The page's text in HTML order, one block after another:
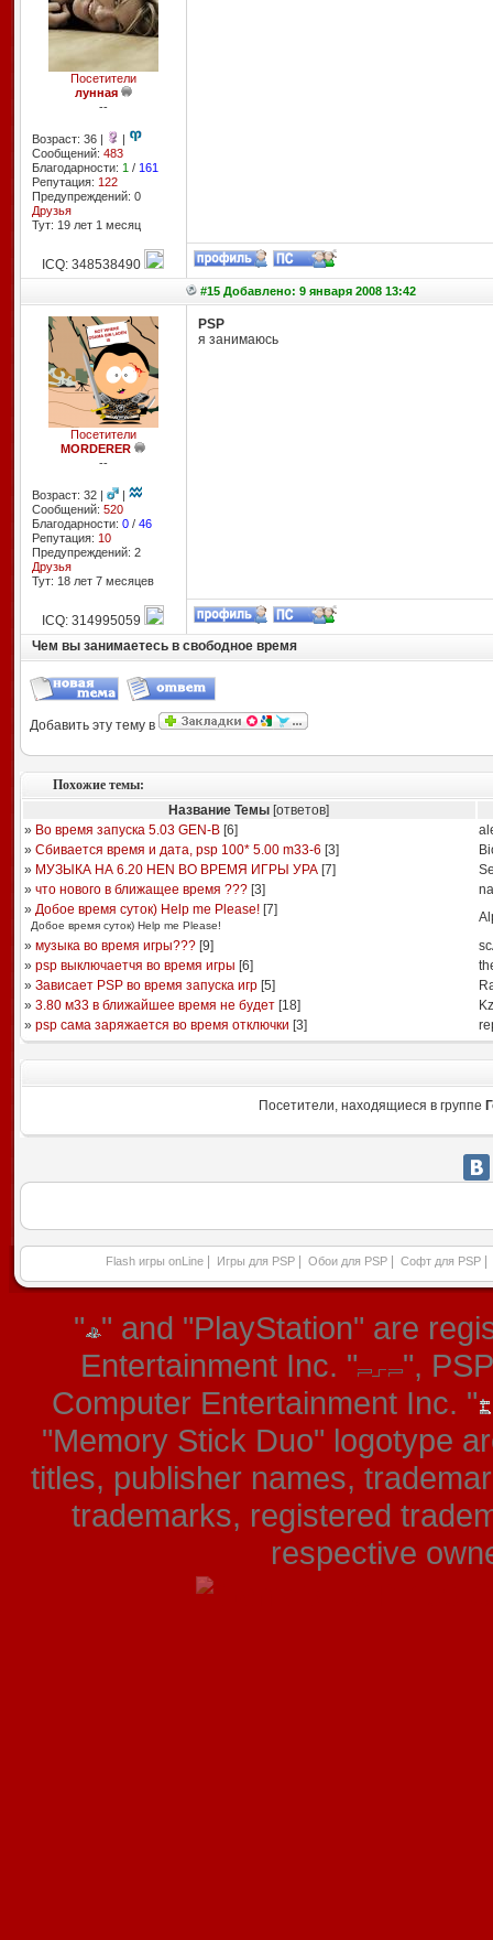
Посетители
лунная
--
Возраст: 36 |
|
Сообщений: 483
Благодарности: 1 / 161
Репутация: 122
Предупреждений: 0
Друзья
Тут: 19 лет 1 месяц
ICQ: 348538490
#15 Добавлено: 9 января 2008 13:42
Посетители
MORDERER
--
Возраст: 32 |
|
Сообщений: 520
Благодарности: 0/ 46
Репутация: 10
Предупреждений: 2
Друзья
Тут: 18 лет 7 месяцев
PSP
я занимаюсь
ICQ: 314995059
Чем вы занимаетесь в свободное время
Добавить эту тему в
Похожие темы:
Название Темы [ответов]
» Во время запуска 5.03 GEN-B[6]
» Сбивается время и дата, psp 100* 5.00 m33-6 [3]
» МУЗЫКА НА 6.20 HEN ВО ВРЕМЯ ИГРЫ УРА[7]
» что нового в ближащее время ???[3]
» Добое время суток) Help me Please![7]
Добое время суток) Help me Please!
» музыка во время игры???[9]
» psp выключаетчя во время игры [6]
» Зависает PSP во время запуска игр[5]
» 3.80 м33 в ближайшее время не будет[18]
» psp сама заряжается во время отключки [3]
Посетители, находящиеся в группе
Flash игры onLine Игры для PSP Обои для PSP Софт для PSP
" " and "PlayStation" are
Entertainment Inc. "
",
Computer Entertainment Inc. "
"Memory Stick Duo" logotype
titles, publisher names,
trademarks, registered
respective